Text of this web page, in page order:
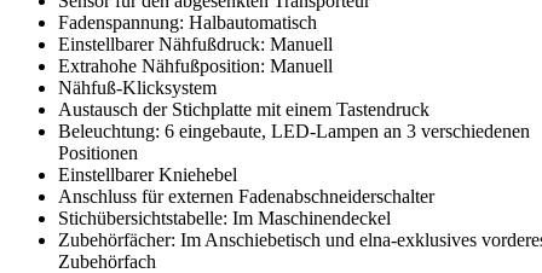
Fadenspannung: Halbautomatisch
Einstellbarer Nähfußdruck: Manuell
Extrahohe Nähfußposition: Manuell
Nähfuß-Klicksystem
Austausch der Stichplatte mit einem Tastendruck
Beleuchtung: 6 eingebaute, LED-Lampen an 3 verschiedenen
Positionen
Einstellbarer Kniehebel
Anschluss für externen Fadenabschneiderschalter
Stichübersichtstabelle: Im Maschinendeckel
Zubehörfächer: Im Anschiebetisch und elna-exklusives
Zubehörfach